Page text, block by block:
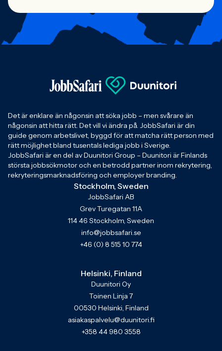
Det är enklare än någonsin att söka jobb – men svårare än
någonsin att hitta rätt. Det vill vi ändra på. JobbSafari är din
guide genom arbetslivet, byggd för att matcha rätt person med
rätt möjlighet bland tusentals lediga jobb i Sverige.
JobbSafari är en del av Duunitori Group – Duunitori är Finlands
största jobbsökmotor och en betrodd partner inom rekrytering,
rekryteringsmarknadsföring och employer branding.
Stockholm, Sweden
JobbSafari AB
Grev Turegatan 11A
114 46 Stockholm, Sweden
info@jobbsafari.se
+46 (0) 8 515 10 774
Helsinki, Finland
Duunitori Oy
Toinen Linja 7
00530 Helsinki, Finland
asiakaspalvelu@duunitori.fi
+358 44 980 3558